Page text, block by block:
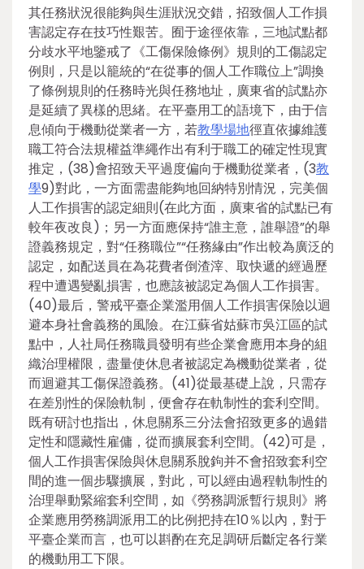
其任務狀況很能夠與生涯狀況交錯，招致個人工作損
害認定存在技巧性艱苦。囿于途徑依靠，三地試點都
分歧水平地鑒戒了《工傷保險條例》規則的工傷認定
例則，只是以籠統的“在從事的個人工作職位上”調換
了條例規則的任務時光與任務地址，廣東省的試點亦
是延續了異樣的思緒。在平臺用工的語境下，由于信
息傾向于機動從業者一方，若教學場地徑直依據維護
職工符合法規權益準繩作出有利于職工的確定性現實
推定，(38)會招致天平過度偏向于機動從業者，(3教
學9)對此，一方面需盡能夠地回納特別情況，完美個
人工作損害的認定細則(在此方面，廣東省的試點已有
較年夜改良)；另一方面應保持“誰主意，誰舉證”的舉
證義務規定，對“任務職位”“任務緣由”作出較為廣泛的
認定，如配送員在為花費者倒渣滓、取快遞的經過歷
程中遭遇變亂損害，也應該被認定為個人工作損害。
(40)最后，警戒平臺企業濫用個人工作損害保險以迴
避本身社會義務的風險。在江蘇省姑蘇市吳江區的試
點中，人社局任務職員發明有些企業會應用本身的組
織治理權限，盡量使休息者被認定為機動從業者，從
而迴避其工傷保證義務。(41)從最基礎上說，只需存
在差別性的保險軌制，便會存在軌制性的套利空間。
既有研討也指出，休息關系三分法會招致更多的過錯
定性和隱藏性雇傭，從而擴展套利空間。(42)可是，
個人工作損害保險與休息關系脫鉤并不會招致套利空
間的進一個步驟擴展，對此，可以經由過程軌制性的
治理舉動緊縮套利空間，如《勞務調派暫行規則》將
企業應用勞務調派用工的比例把持在10％以內，對于
平臺企業而言，也可以斟酌在充足調研后斷定各行業
的機動用工下限。